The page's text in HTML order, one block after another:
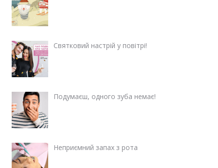
Святковий настрій у повітрі!
Подумаєш, одного зуба немає!
Неприємний запах з рота